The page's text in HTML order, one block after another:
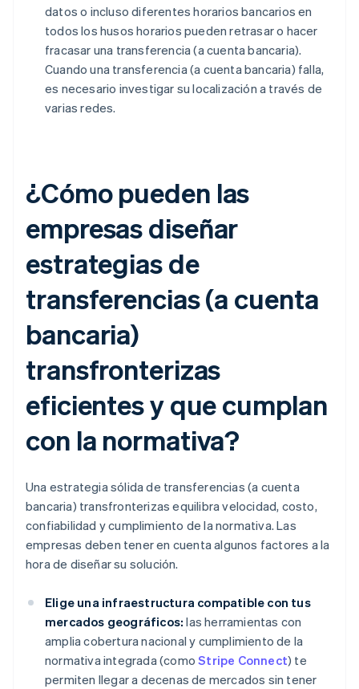
datos o incluso diferentes horarios bancarios en
todos los husos horarios pueden retrasar o hacer
fracasar una transferencia (a cuenta bancaria).
Cuando una transferencia (a cuenta bancaria) falla,
es necesario investigar su localización a través de
varias redes.
¿Cómo pueden las
empresas diseñar
estrategias de
transferencias (a cuenta
bancaria)
transfronterizas
eficientes y que cumplan
con la normativa?
Una estrategia sólida de transferencias (a cuenta
bancaria) transfronterizas equilibra velocidad, costo,
confiabilidad y cumplimiento de la normativa. Las
empresas deben tener en cuenta algunos factores a la
hora de diseñar su solución.
Elige una infraestructura compatible con tus
mercados geográficos: las herramientas con
amplia cobertura nacional y cumplimiento de la
normativa integrada (comoStripe Connect) te
permiten llegar a decenas de mercados sin tener